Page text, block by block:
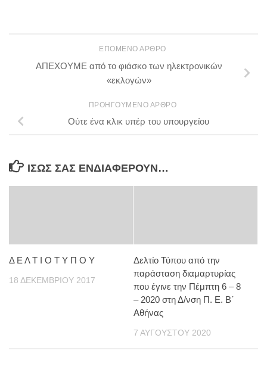
ΕΠΌΜΕΝΟ ΆΡΘΡΟ
ΑΠΕΧΟΥΜΕ από το φιάσκο των ηλεκτρονικών
«εκλογών»
ΠΡΟΗΓΟΎΜΕΝΟ ΆΡΘΡΟ
Ούτε ένα κλικ υπέρ του υπουργείου
ΊΣΩΣ ΣΑΣ ΕΝΔΙΑΦΈΡΟΥΝ…
Δ Ε Λ Τ Ι Ο Τ Υ Π Ο Υ
18 ΔΕΚΕΜΒΡΊΟΥ 2017
Δελτίο Τύπου από την
παράσταση διαμαρτυρίας
που έγινε την Πέμπτη 6 – 8
– 2020 στη Δ/νση Π. Ε. Β΄
Αθήνας
7 ΑΥΓΟΎΣΤΟΥ 2020